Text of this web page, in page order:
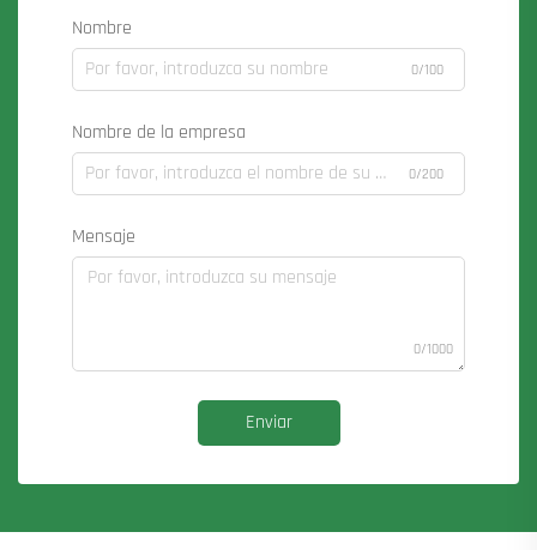
Nombre
0/100
Nombre de la empresa
0/200
Mensaje
0/1000
Enviar